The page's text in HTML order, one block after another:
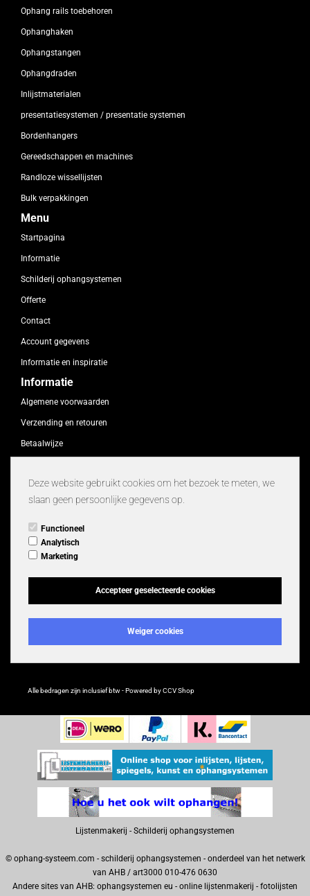
Ophang rails toebehoren
Ophanghaken
Ophangstangen
Ophangdraden
Inlijstmaterialen
presentatiesystemen / presentatie systemen
Bordenhangers
Gereedschappen en machines
Randloze wissellijsten
Bulk verpakkingen
Menu
Startpagina
Informatie
Schilderij ophangsystemen
Offerte
Contact
Account gegevens
Informatie en inspiratie
Informatie
Algemene voorwaarden
Verzending en retouren
Betaalwijze
Privacy
Veelgestelde vragen
RSS feeds
Nieuwste producten
Alle bedragen zijn inclusief btw - Powered by CCV Shop
Deze website gebruikt cookies om het bezoek te meten, we
slaan geen persoonlijke gegevens op.
Functioneel
Analytisch
Marketing
Accepteer geselecteerde cookies
Weiger cookies
Lijstenmakerij - Schilderij ophangsystemen
© ophang-systeem.com - schilderij ophangsystemen - onderdeel van het netwerk
van AHB / art3000 010-476 0630
Andere sites van AHB: ophangsystemen eu - online lijstenmakerij - fotolijsten